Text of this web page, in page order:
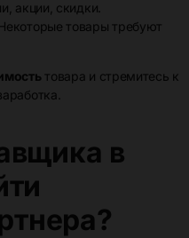
акции, скидки.
товары требуют
товара и стремитесь к
в